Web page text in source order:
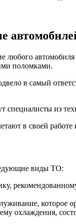
любого
поломками.
в самый
специалисты из
в своей
виды ТО:
которое
охлаждения,